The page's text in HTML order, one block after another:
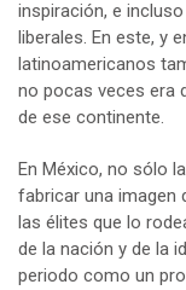
inspiración, e
liberales. En este, y
latinoamericanos
no pocas veces era
de ese continente.
En México, no sólo
fabricar una imagen
las élites que lo
de la nación y de la
periodo como un